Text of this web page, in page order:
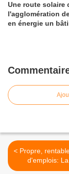
Une route solaire
l'agglomération
en énergie un
< Propre, rentable, créatrice
d'emplois:
éolienne met